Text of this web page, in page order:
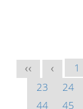
<< < 1
23
24
44
45